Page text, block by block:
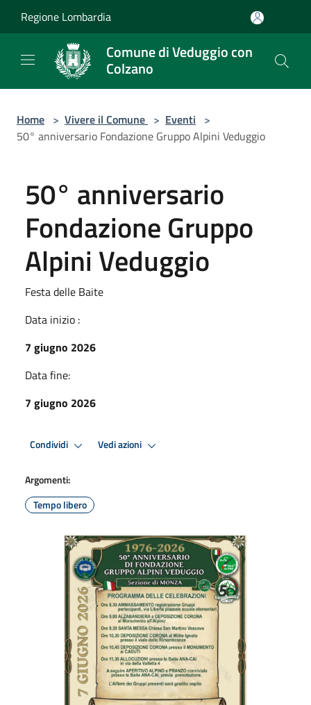
Regione Lombardia
Comune di Veduggio con
Colzano
Home > Vivere il Comune > Eventi >
50° anniversario Fondazione Gruppo Alpini Veduggio
50° anniversario
Fondazione Gruppo
Alpini Veduggio
Festa delle Baite
Data inizio :
7 giugno 2026
Data fine:
7 giugno 2026
Condividi Vedi azioni
Argomenti:
Tempo libero